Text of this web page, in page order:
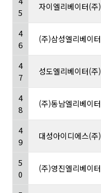
5
자이엘리베이터(주)
4
6
(주)삼성엘리베이터
4
7
성도엘리베이터(주)
4
8
(주)동남엘리베이터
4
9
대성아이디에스(주)
5
0
(주)영진엘리베이터